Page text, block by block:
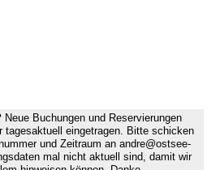
Neue Buchungen und Reservierungen
tagesaktuell eingetragen. Bitte schicken
und Zeitraum an andre@ostsee-
mal nicht aktuell sind, damit wir